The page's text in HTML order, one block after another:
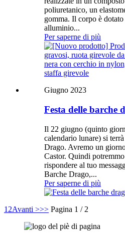
poliuretanico, un
gomma. Il corpo è
alluminio...
Per saperne di più
Giugno 2023
Festa delle barche
Il 22 giugno (quinto
calendario lunare) si
Drago. Avremo un
Castor. Quindi
rispondere al tuo
Barche Drago,...
Per saperne di più
1 2Avanti >>> Pagina 1 / 2